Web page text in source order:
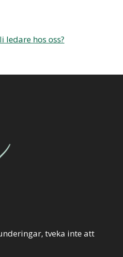
ledare hos oss?
tveka inte att